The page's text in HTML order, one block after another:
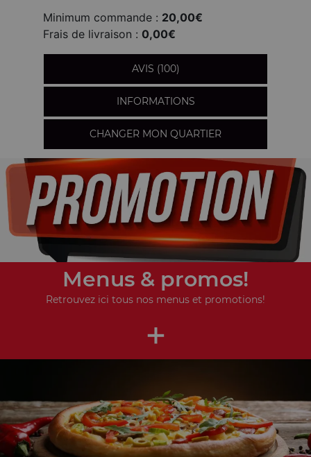
Minimum commande : 20,00€
Frais de livraison : 0,00€
AVIS (100)
INFORMATIONS
CHANGER MON QUARTIER
Menus & promos!
Retrouvez ici tous nos menus et promotions!
+